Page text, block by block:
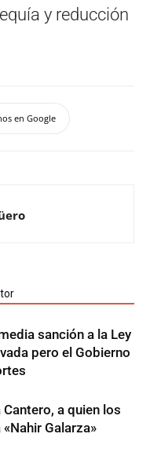
y reducción
en Google
sanción a la Ley
pero el Gobierno
a quien los
Galarza»